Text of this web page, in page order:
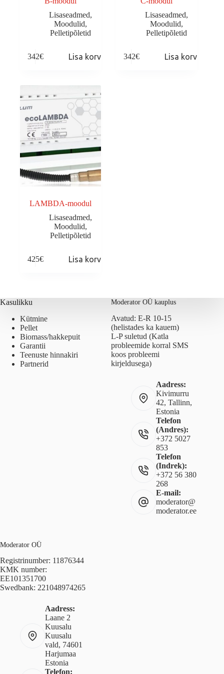
Lisaseadmed,
Moodulid,
Pelletipõletid
342€ Lisa korvi
Lisaseadmed,
Moodulid,
Pelletipõletid
342€ Lisa korvi
LAMBDA-moodul
Lisaseadmed,
Moodulid,
Pelletipõletid
425€ Lisa korvi
Kasulikku
Kütmine
Pellet
Biomass/hakkepuit
Garantii
Teenuste hinnakiri
Partnerid
Moderator OÜ kauplus
Avatud: E-R 10-15
(helistades ka kauem)
L-P suletud (Katla
probleemide korral SMS
koos probleemi
kirjeldusega)
Aadress:
Kivimurru
42, Tallinn,
Estonia
Telefon
(Andres):
+372 5027
853
Telefon
(Indrek):
+372 56 380
268
E-mail:
moderator@
moderator.ee
Moderator OÜ
Registrinumber: 11876344
KMK number:
EE101351700
Swedbank: 221048974265
Aadress:
Laane 2
Kuusalu
Kuusalu
vald, 74601
Harjumaa
Estonia
Telefon: